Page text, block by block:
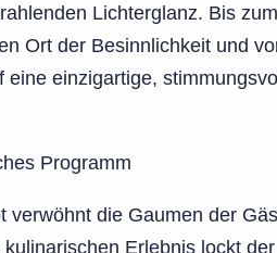
Lichterglanz. Bis
Ort der Besinnlichkeit und
einzigartige,
Programm
die Gaumen der
Erlebnis lockt